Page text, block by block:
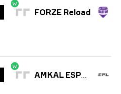
W
FORZE Reload
W
AMKAL ESPORTS